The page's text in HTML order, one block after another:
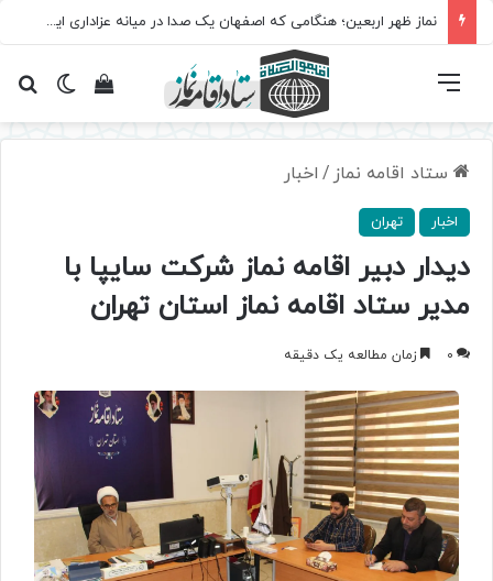
نماز ظهر اربعین؛ هنگامی که اصفهان یک صدا در میانه عزاداری ایستاد
تغییرمشاهده فهرست
ستاد اقامه نماز / اخبار
اخبار تهران
دیدار دبیر اقامه نماز شرکت سایپا با
مدیر ستاد اقامه نماز استان تهران
0 زمان مطالعه یک دقیقه